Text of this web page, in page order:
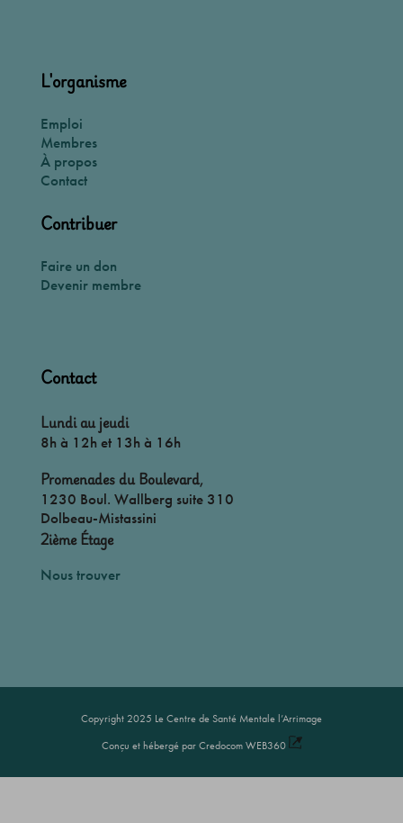
L'organisme
Emploi
Membres
À propos
Contact
Contribuer
Faire un don
Devenir membre
Contact
Lundi au jeudi
8h à 12h et 13h à 16h
Promenades du Boulevard,
1230 Boul. Wallberg suite 310
Dolbeau-Mistassini
2ième Étage
Nous trouver
Copyright 2025 Le Centre de Santé Mentale l’Arrimage
Conçu et hébergé par Credocom WEB360